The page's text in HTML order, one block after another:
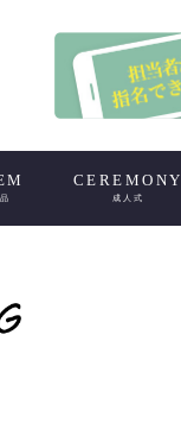
CEREMONY
成人式